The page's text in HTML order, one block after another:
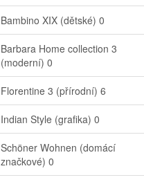
Bambino XIX (dětské) 0
Barbara Home collection 3
(moderní) 0
Florentine 3 (přírodní) 6
Indian Style (grafika) 0
Schöner Wohnen (domácí
značkové) 0